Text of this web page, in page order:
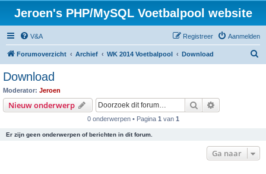
Jeroen's PHP/MySQL Voetbalpool website
V&A Aanmelden
Registreer
Forumoverzicht Archief WK 2014 Voetbalpool Download
Download
Moderator: Jeroen
Nieuw onderwerp Zoek
0 onderwerpen • Pagina 1 van 1
Er zijn geen onderwerpen of berichten in dit forum.
Ga naar